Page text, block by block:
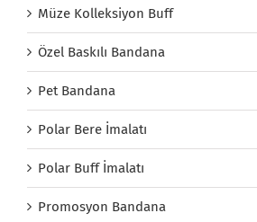
Müze Kolleksiyon Buff
Özel Baskılı Bandana
Pet Bandana
Polar Bere İmalatı
Polar Buff İmalatı
Promosyon Bandana